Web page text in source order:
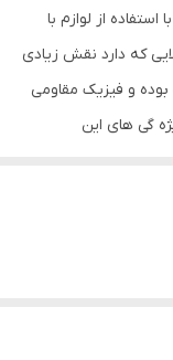
از لوازم با
که دارد نقش زیادی
و فیزیک مقاومی
گی های این
و یا تکیه داده
خلاف نمونه های دیگر